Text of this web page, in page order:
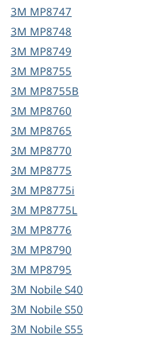
3M MP8747
3M MP8748
3M MP8749
3M MP8755
3M MP8755B
3M MP8760
3M MP8765
3M MP8770
3M MP8775
3M MP8775i
3M MP8775L
3M MP8776
3M MP8790
3M MP8795
3M Nobile S40
3M Nobile S50
3M Nobile S55